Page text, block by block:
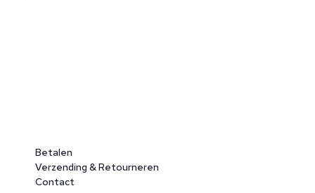
Betalen
Verzending & Retourneren
Contact